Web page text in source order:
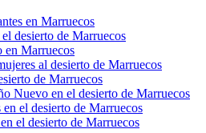
en Marruecos
desierto de Marruecos
en Marruecos
al desierto de Marruecos
de Marruecos
Nuevo en el desierto de Marruecos
el desierto de Marruecos
el desierto de Marruecos